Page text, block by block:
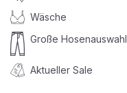
Wäsche
Große Hosenauswahl
Aktueller Sale